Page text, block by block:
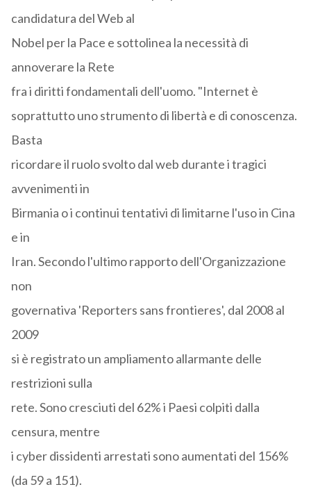
candidatura del Web al
Nobel per la Pace e sottolinea la necessità di
annoverare la Rete
fra i diritti fondamentali dell'uomo. "Internet è
soprattutto uno strumento di libertà e di conoscenza.
Basta
ricordare il ruolo svolto dal web durante i tragici
avvenimenti in
Birmania o i continui tentativi di limitarne l'uso in Cina
e in
Iran. Secondo l'ultimo rapporto dell'Organizzazione
non
governativa 'Reporters sans frontieres', dal 2008 al
2009
si è registrato un ampliamento allarmante delle
restrizioni sulla
rete. Sono cresciuti del 62% i Paesi colpiti dalla
censura, mentre
i cyber dissidenti arrestati sono aumentati del 156%
(da 59 a 151).